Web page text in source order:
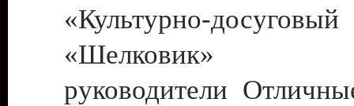
«Культурно-
«Шелковик»
руководители